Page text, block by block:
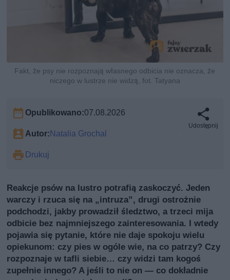
Fakt, że psy nie rozpoznają własnego odbicia nie oznacza, że
niczego w lustrze nie widzą, fot. Tatyana
Opublikowano:07.08.2026
Autor: Natalia Grochal
Drukuj
Udostępnij
Reakcje psów na lustro potrafią zaskoczyć. Jeden
warczy i rzuca się na „intruzа”, drugi ostrożnie
podchodzi, jakby prowadził śledztwo, a trzeci mija
odbicie bez najmniejszego zainteresowania. I wtedy
pojawia się pytanie, które nie daje spokoju wielu
opiekunom: czy pies w ogóle wie, na co patrzy? Czy
rozpoznaje w tafli siebie… czy widzi tam kogoś
zupełnie innego? A jeśli to nie on — co dokładnie